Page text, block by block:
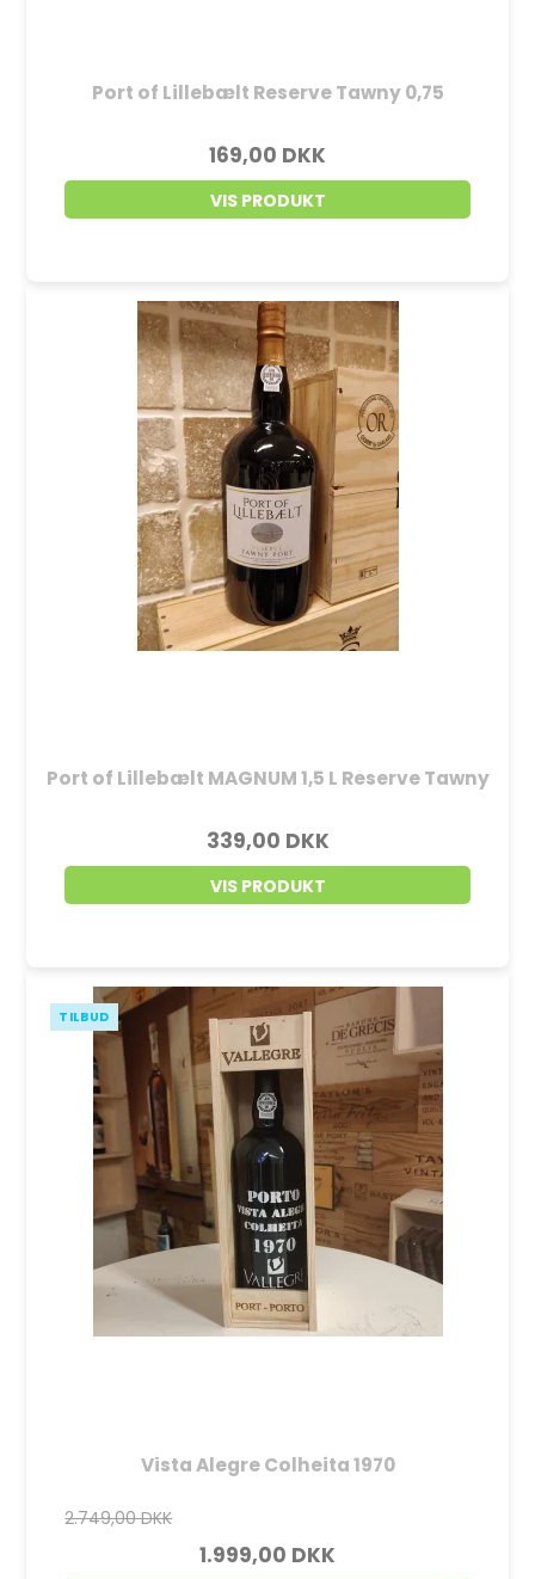
Port of Lillebælt Reserve Tawny 0,75
169,00 DKK
VIS PRODUKT
Port of Lillebælt MAGNUM 1,5 L Reserve Tawny
339,00 DKK
VIS PRODUKT
TILBUD
Vista Alegre Colheita 1970
2.749,00 DKK
1.999,00 DKK